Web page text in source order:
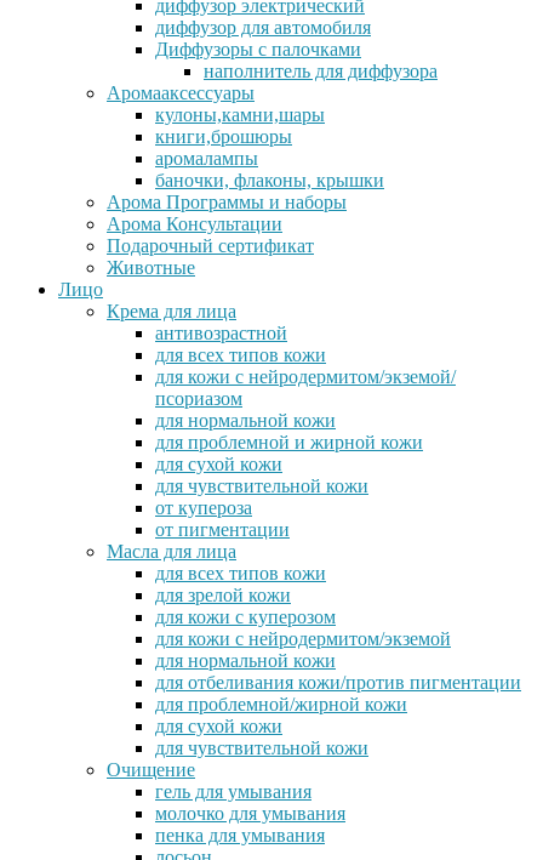
диффузор электрический
диффузор для автомобиля
Диффузоры с палочками
наполнитель для диффузора
Аромааксессуары
кулоны,камни,шары
книги,брошюры
аромалампы
баночки, флаконы, крышки
Арома Программы и наборы
Арома Консультации
Подарочный сертификат
Животные
Лицо
Крема для лица
антивозрастной
для всех типов кожи
для кожи с нейродермитом/экземой/
псориазом
для нормальной кожи
для проблемной и жирной кожи
для сухой кожи
для чувствительной кожи
от купероза
от пигментации
Масла для лица
для всех типов кожи
для зрелой кожи
для кожи с куперозом
для кожи с нейродермитом/экземой
для нормальной кожи
для отбеливания кожи/против пигментации
для проблемной/жирной кожи
для сухой кожи
для чувствительной кожи
Очищение
гель для умывания
молочко для умывания
пенка для умывания